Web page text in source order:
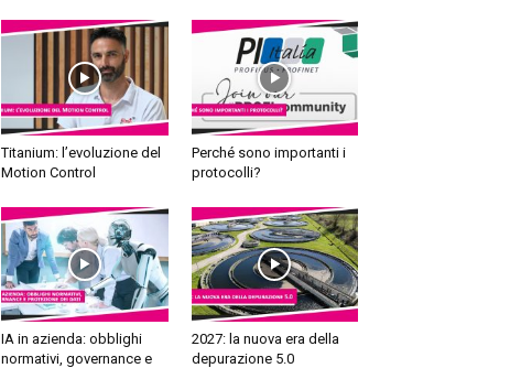
Titanium: l’evoluzione del
Motion Control
Perché sono importanti i
protocolli?
IA in azienda: obblighi
normativi, governance e
2027: la nuova era della
depurazione 5.0